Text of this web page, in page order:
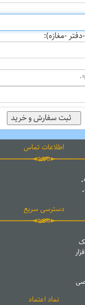
-مغازه):
اطلاعات تماس
دسترسی سریع
نماد اعتماد